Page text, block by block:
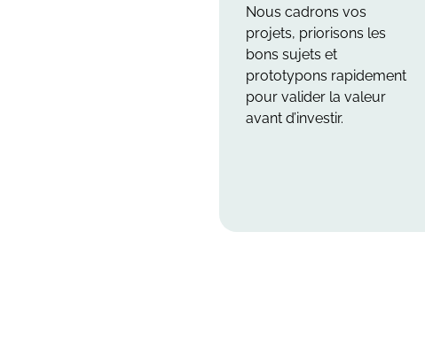
Nous cadrons vos
projets, priorisons les
bons sujets et
prototypons rapidement
pour valider la valeur
avant d’investir.